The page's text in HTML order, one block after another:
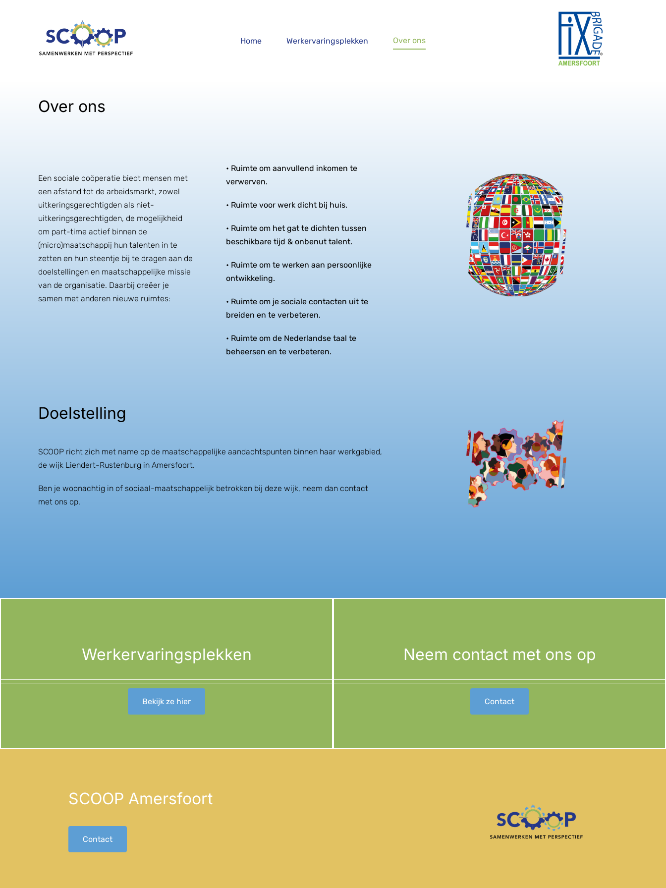
Home
Werkervaringsplekken Over ons
Over ons
Een sociale coöperatie biedt mensen met
een afstand tot de arbeidsmarkt, zowel
uitkeringsgerechtigden als niet-
uitkeringsgerechtigden, de mogelijkheid
om part-time actief binnen de
(micro)maatschappij hun talenten in te
zetten en hun steentje bij te dragen aan de
doelstellingen en maatschappelijke missie
van de organisatie. Daarbij creëer je
samen met anderen nieuwe ruimtes:
• Ruimte om aanvullend inkomen te
verwerven.
• Ruimte voor werk dicht bij huis.
• Ruimte om het gat te dichten tussen
beschikbare tijd & onbenut talent.
• Ruimte om te werken aan persoonlijke
ontwikkeling.
• Ruimte om je sociale contacten uit te
breiden ente verbeteren.
• Ruimte om de Nederlandse taal te
beheersen en teverbeteren.
Doelstelling
SCOOP richt zich met name op de maatschappelijke aandachtspunten binnen haar werkgebied,
de wijk Liendert-Rustenburg in Amersfoort.
Ben je woonachtig in of sociaal-maatschappelijk betrokken bij deze wijk, neem dan contact
met ons op.
Werkervaringsplekken
Bekijk ze hier
Neem contact met ons op
Contact
SCOOP Amersfoort
Contact